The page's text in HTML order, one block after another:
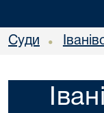
Суди •